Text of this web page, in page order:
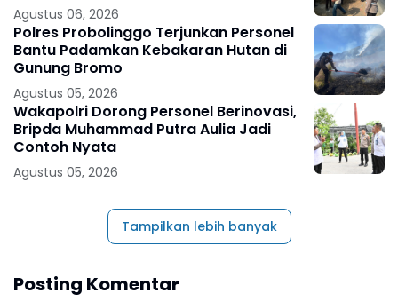
Agustus 06, 2026
Polres Probolinggo Terjunkan Personel
Bantu Padamkan Kebakaran Hutan di
Gunung Bromo
Agustus 05, 2026
Wakapolri Dorong Personel Berinovasi,
Bripda Muhammad Putra Aulia Jadi
Contoh Nyata
Agustus 05, 2026
Tampilkan lebih banyak
Posting Komentar